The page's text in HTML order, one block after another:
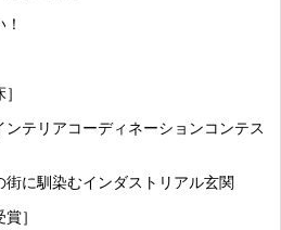
テリアコーディネーションコンテス
に馴染むインダストリアル玄関
］